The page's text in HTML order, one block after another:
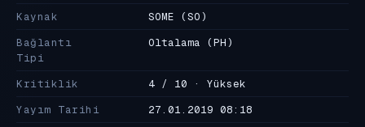
Kaynak
SOME (SO)
Bağlantı
Tipi
Oltalama (PH)
Kritiklik
4 / 10 · Yüksek
Yayım Tarihi
27.01.2019 08:18